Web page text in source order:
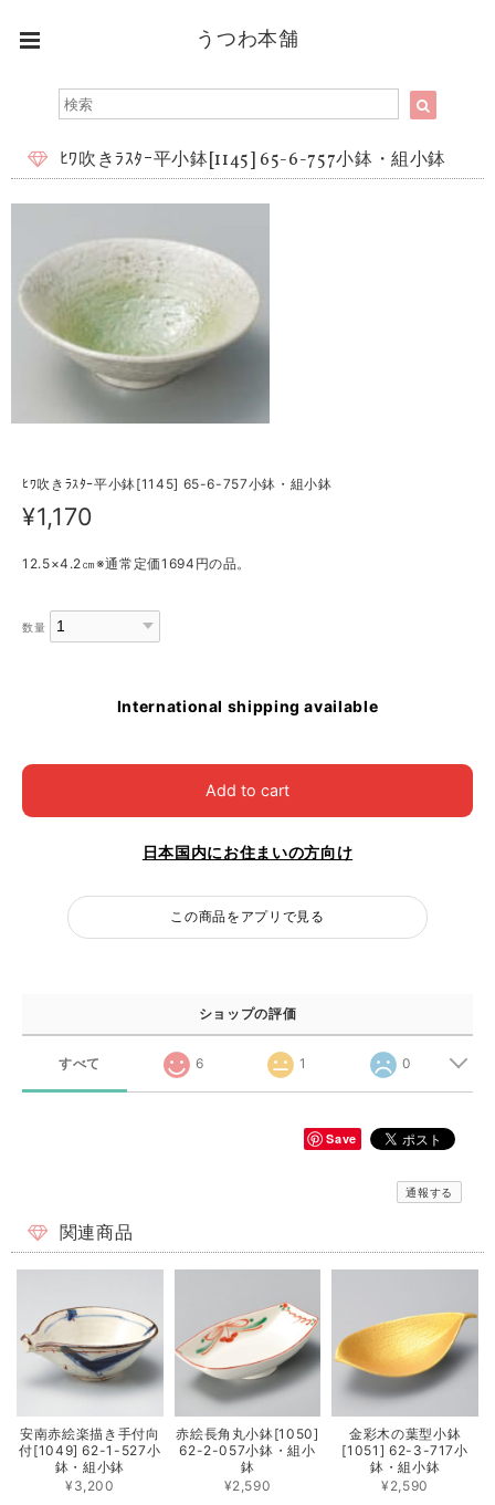
うつわ本舗
ﾋﾜ吹きﾗｽﾀｰ平小鉢[1145] 65-6-757小鉢・組小鉢
ﾋﾜ吹きﾗｽﾀｰ平小鉢[1145] 65-6-757小鉢・組小鉢
¥1,170
12.5×4.2㎝※通常定価1694円の品。
数量
International shipping available
Add to cart
日本国内にお住まいの方向け
この商品をアプリで見る
ショップの評価
すべて 6 1 0
Save
通報する
関連商品
安南赤絵楽描き手付向
付[1049] 62-1-527小
鉢・組小鉢
¥3,200
赤絵長角丸小鉢[1050]
62-2-057小鉢・組小
鉢
¥2,590
金彩木の葉型小鉢
[1051] 62-3-717小
鉢・組小鉢
¥2,590